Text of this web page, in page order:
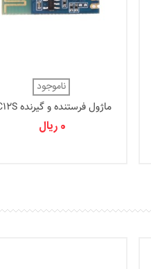
ناموجود
ماژول فرستنده و گیرنده LC12S
0 ریال